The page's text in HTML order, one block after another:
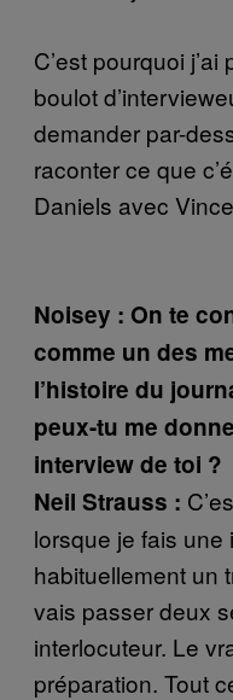
C’est pourquoi
boulot
demander par-
raconter ce que
Daniels avec
Noisey : On te
comme un des
l’histoire du
peux-tu me
interview de toi ?
Neil Strauss :
lorsque je fais une
habituellement un
vais passer deux
interlocuteur. Le
préparation. Tout